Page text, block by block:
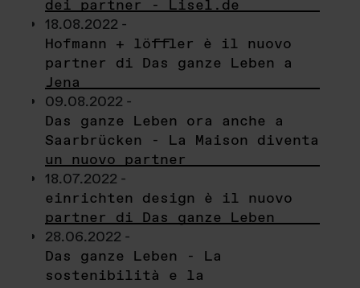
dei partner - Lisel.de
18.08.2022 -
Hofmann + löffler è il nuovo
partner di Das ganze Leben a
Jena
09.08.2022 -
Das ganze Leben ora anche a
Saarbrücken - La Maison diventa
un nuovo partner
18.07.2022 -
einrichten design è il nuovo
partner di Das ganze Leben
28.06.2022 -
Das ganze Leben - La
sostenibilità e la